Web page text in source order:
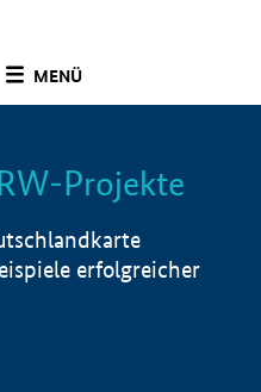
MENÜ
Info
Projekte
erfolgreicher